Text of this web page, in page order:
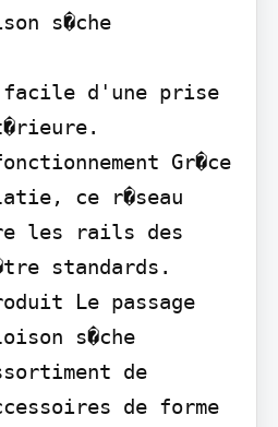
s�che
d'une prise
Gr�ce
ce r�seau
les rails des
standards.
Le passage
s�che
de
de forme